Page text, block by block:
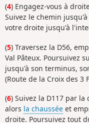
(4) Engagez-vous à
Suivez le chemin
votre droite jusqu'à
(5) Traversez la D56,
Val Pâteux. Poursuivez
jusqu'à son terminus,
(Route de la Croix des 3
(6) Suivez la D117 par
alors la chaussée et
droite. Poursuivez tout